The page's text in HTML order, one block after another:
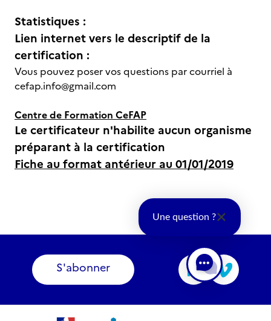
Statistiques :
Lien internet vers le descriptif de la
certification :
Vous pouvez poser vos questions par courriel à
cefap.info@gmail.com
Centre de Formation CeFAP
Le certificateur n'habilite aucun organisme
préparant à la certification
Fiche au format antérieur au 01/01/2019
S'abonner
Une question ?